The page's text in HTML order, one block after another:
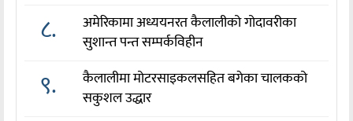
८.
अमेरिकामा अध्ययनरत कैलालीको गोदावरीका
सुशान्त पन्त सम्पर्कविहीन
९.
कैलालीमा मोटरसाइकलसहित बगेका चालकको
सकुशल उद्धार